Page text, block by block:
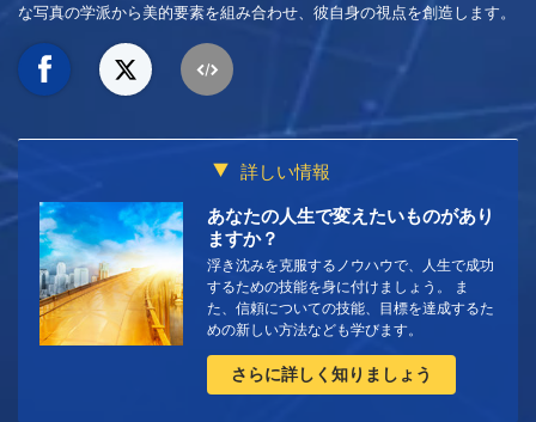
な写真の学派から美的要素を組み合わせ、彼自身の視点を創造します。
詳しい情報
あなたの人生で変えたいものがあり
ますか？
浮き沈みを克服するノウハウで、人生で成功
するための技能を身に付けましょう。 ま
た、信頼についての技能、目標を達成するた
めの新しい方法なども学びます。
さらに詳しく知りましょう